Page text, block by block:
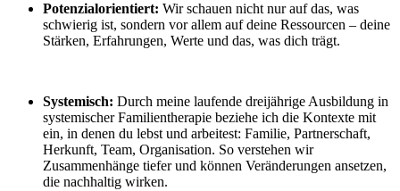
Potenzialorientiert: Wir schauen nicht nur auf das, was
schwierig ist, sondern vor allem auf deine Ressourcen – deine
Stärken, Erfahrungen, Werte und das, was dich trägt.
Systemisch: Durch meine laufende dreijährige Ausbildung in
systemischer Familientherapie beziehe ich die Kontexte mit
ein, in denen du lebst und arbeitest: Familie, Partnerschaft,
Herkunft, Team, Organisation. So verstehen wir
Zusammenhänge tiefer und können Veränderungen ansetzen,
die nachhaltig wirken.